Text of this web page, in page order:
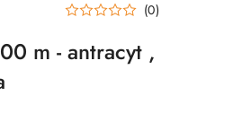
(0)
m - antracyt ,